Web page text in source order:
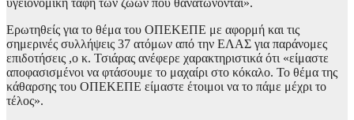
υγειονομική ταφή των ζώων που θανατώνονται».
Ερωτηθείς για το θέμα του ΟΠΕΚΕΠΕ με αφορμή και τις
σημερινές συλλήψεις 37 ατόμων από την ΕΛΑΣ για παράνομες
επιδοτήσεις ,ο κ. Τσιάρας ανέφερε χαρακτηριστικά ότι «είμαστε
αποφασισμένοι να φτάσουμε το μαχαίρι στο κόκαλο. Το θέμα της
κάθαρσης του ΟΠΕΚΕΠΕ είμαστε έτοιμοι να το πάμε μέχρι το
τέλος».